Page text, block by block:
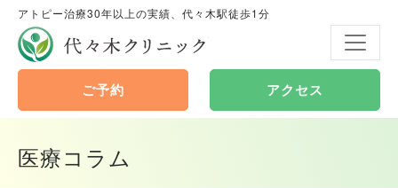
アトピー治療30年以上の実績、代々木駅徒歩1分
代々木クリニック
ご予約 アクセス
医療コラム